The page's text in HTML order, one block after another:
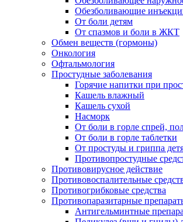
Обезболивающие
От боли детям
От спазмов и боли в ЖКТ
Обмен веществ (гормоны)
Онкология
Офтальмология
Простудные заболевания
Горячие напитки при
Кашель влажный
Кашель сухой
Насморк
От боли в горле спрей,
От боли в горле таблетки
От простуды и гриппа
Противопростудные
Противовирусное действие
Противовоспалительные
Противогрибковые средства
Противопаразитарные
Антигельминтные